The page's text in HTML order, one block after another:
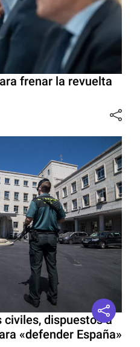
frenar la revuelta
civiles, dispuestos a
«defender España»